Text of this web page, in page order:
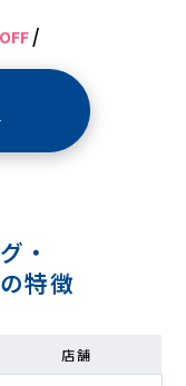
OFF /
・
特徴
店舗